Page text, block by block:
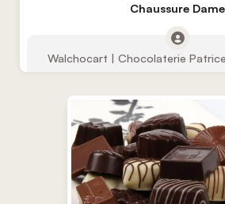
Chaussure Dame
Walchocart | Chocolaterie